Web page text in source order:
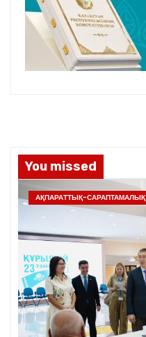
You missed
АҚПАРАТТЫҚ-САРАПТАМАЛЫҚ